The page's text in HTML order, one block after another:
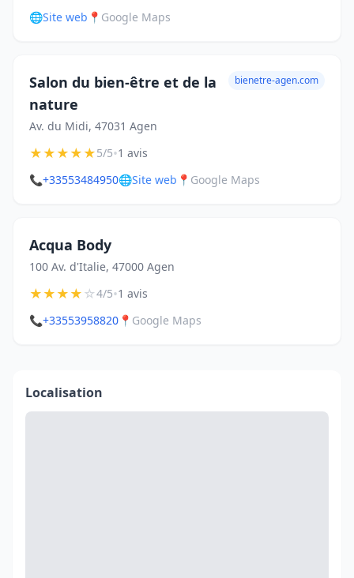
🌐Site web 📍 Google Maps
Salon du bien-être et de la
nature
Av. du Midi, 47031 Agen
bienetre-agen.com
★★★★★5/5•1 avis
📞+33553484950🌐Site web 📍 Google Maps
Acqua Body
100 Av. d'Italie, 47000 Agen
★★★★☆4/5•1 avis
📞+33553958820 📍 Google Maps
Localisation